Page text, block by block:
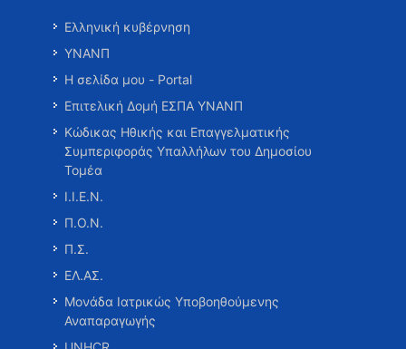
Ελληνική κυβέρνηση
ΥΝΑΝΠ
Η σελίδα μου - Portal
Επιτελική Δομή ΕΣΠΑ ΥΝΑΝΠ
Κώδικας Ηθικής και Επαγγελματικής
Συμπεριφοράς Υπαλλήλων του Δημοσίου
Τομέα
Ι.Ι.Ε.Ν.
Π.Ο.Ν.
Π.Σ.
ΕΛ.ΑΣ.
Μονάδα Ιατρικώς Υποβοηθούμενης
Αναπαραγωγής